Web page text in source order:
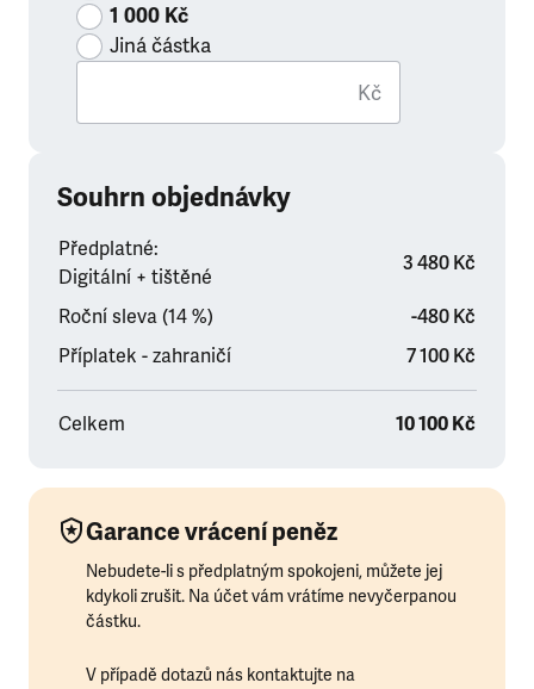
1 000 Kč
Jiná částka
Kč
Souhrn objednávky
Předplatné:
Digitální + tištěné
3 480 Kč
Roční sleva (14 %)
-480 Kč
Příplatek - zahraničí
7 100 Kč
Celkem 10 100 Kč
Garance vrácení peněz
Nebudete-li s předplatným spokojeni, můžete jej
kdykoli zrušit. Na účet vám vrátíme nevyčerpanou
částku.
V případě dotazů nás kontaktujte na